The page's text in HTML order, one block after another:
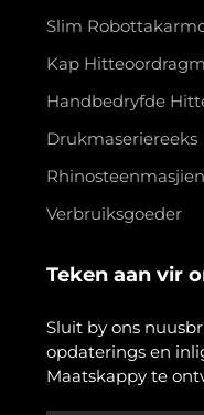
Slim
Kap
Handbedryfde
Drukmaseriereeks
Rhinosteenmasjien
Verbruiksgoeder
Teken aan vir
Sluit by ons
opdaterings en
Maatskappy te